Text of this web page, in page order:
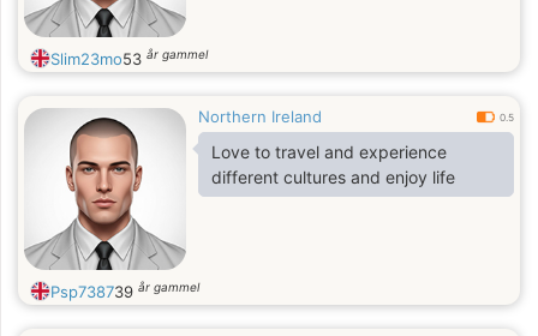
Slim23mo53 år gammel
Northern Ireland 0.5
Love to travel and experience
different cultures and enjoy life
Psp738739 år gammel